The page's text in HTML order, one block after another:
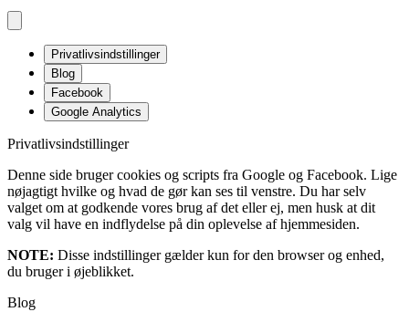
Privatlivsindstillinger
Blog
Facebook
Google Analytics
Privatlivsindstillinger
Denne side bruger cookies og scripts fra Google og Facebook. Lige
nøjagtigt hvilke og hvad de gør kan ses til venstre. Du har selv
valget om at godkende vores brug af det eller ej, men husk at dit
valg vil have en indflydelse på din oplevelse af hjemmesiden.
NOTE: Disse indstillinger gælder kun for den browser og enhed,
du bruger i øjeblikket.
Blog